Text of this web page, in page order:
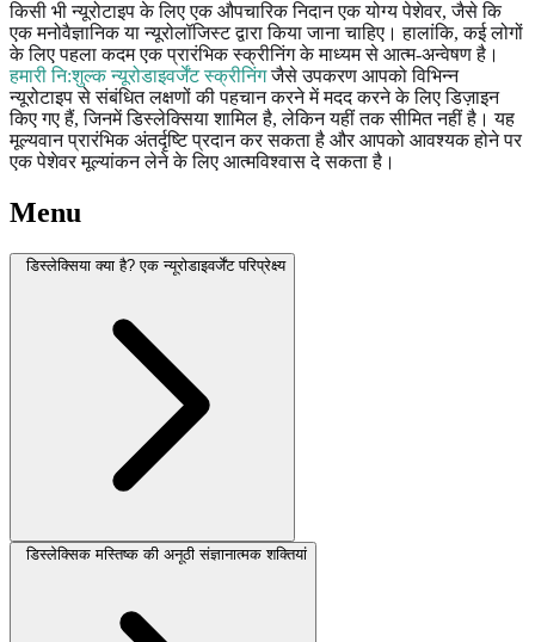
किसी भी न्यूरोटाइप के लिए एक औपचारिक निदान एक योग्य पेशेवर, जैसे कि
एक मनोवैज्ञानिक या न्यूरोलॉजिस्ट द्वारा किया जाना चाहिए। हालांकि, कई लोगों
के लिए पहला कदम एक प्रारंभिक स्क्रीनिंग के माध्यम से आत्म-अन्वेषण है।
हमारी नि:शुल्क न्यूरोडाइवर्जेंट स्क्रीनिंगजैसे उपकरण आपको विभिन्न
न्यूरोटाइप से संबंधित लक्षणों की पहचान करने में मदद करने के लिए डिज़ाइन
किए गए हैं, जिनमें डिस्लेक्सिया शामिल है, लेकिन यहीं तक सीमित नहीं है। यह
मूल्यवान प्रारंभिक अंतर्दृष्टि प्रदान कर सकता है और आपको आवश्यक होने पर
एक पेशेवर मूल्यांकन लेने के लिए आत्मविश्वास दे सकता है।
Menu
डिस्लेक्सिया क्या है? एक न्यूरोडाइवर्जेंट परिप्रेक्ष्य
डिस्लेक्सिक मस्तिष्क की अनूठी संज्ञानात्मक शक्तियां